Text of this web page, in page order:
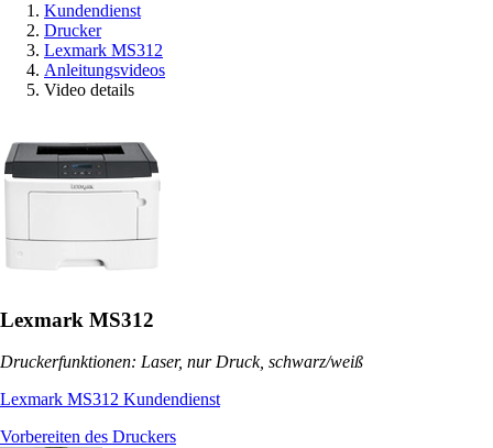
Kundendienst
Drucker
Lexmark MS312
Anleitungsvideos
Video details
Lexmark MS312
Druckerfunktionen: Laser, nur Druck, schwarz/weiß
Lexmark MS312 Kundendienst
Vorbereiten des Druckers